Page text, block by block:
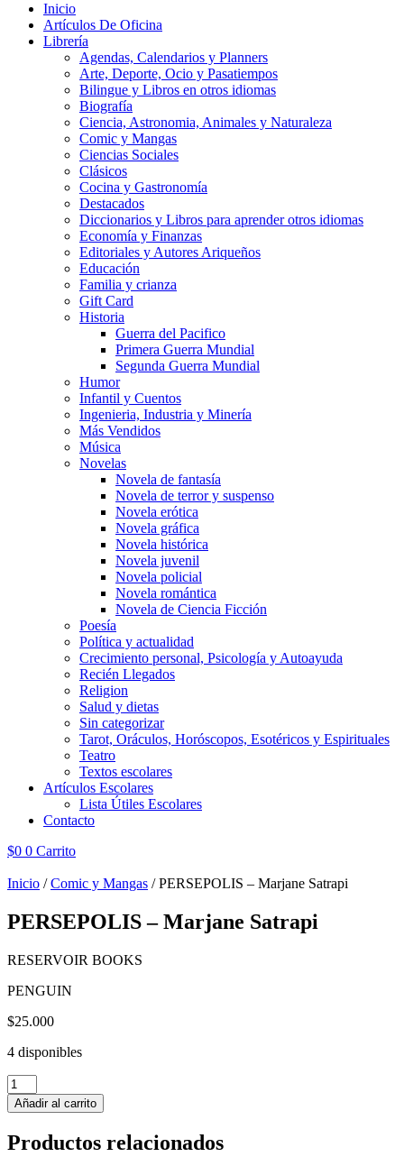
Inicio
Artículos De Oficina
Librería
Agendas, Calendarios y Planners
Arte, Deporte, Ocio y Pasatiempos
Bilingue y Libros en otros idiomas
Biografía
Ciencia, Astronomia, Animales y Naturaleza
Comic y Mangas
Ciencias Sociales
Clásicos
Cocina y Gastronomía
Destacados
Diccionarios y Libros para aprender otros idiomas
Economía y Finanzas
Editoriales y Autores Ariqueños
Educación
Familia y crianza
Gift Card
Historia
Guerra del Pacifico
Primera Guerra Mundial
Segunda Guerra Mundial
Humor
Infantil y Cuentos
Ingenieria, Industria y Minería
Más Vendidos
Música
Novelas
Novela de fantasía
Novela de terror y suspenso
Novela erótica
Novela gráfica
Novela histórica
Novela juvenil
Novela policial
Novela romántica
Novela de Ciencia Ficción
Poesía
Política y actualidad
Crecimiento personal, Psicología y Autoayuda
Recién Llegados
Religion
Salud y dietas
Sin categorizar
Tarot, Oráculos, Horóscopos, Esotéricos y Espirituales
Teatro
Textos escolares
Artículos Escolares
Lista Útiles Escolares
Contacto
$0 0 Carrito
Inicio /Comic y Mangas / PERSEPOLIS – Marjane Satrapi
PERSEPOLIS – Marjane Satrapi
RESERVOIR BOOKS
PENGUIN
$25.000
4 disponibles
PERSEPOLIS
-
Marjane
cantidad
Añadir al carrito
Productos relacionados